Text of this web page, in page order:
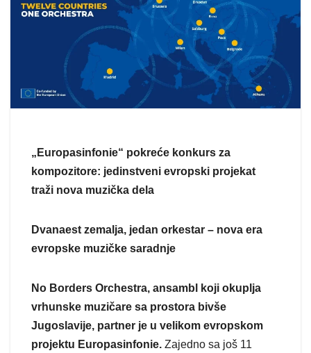
„Europasinfonie“ pokreće konkurs za
kompozitore: jedinstveni evropski projekat
traži nova muzička dela
Dvanaest zemalja, jedan orkestar – nova era
evropske muzičke saradnje
No Borders Orchestra, ansambl koji okuplja
vrhunske muzičare sa prostora bivše
Jugoslavije, partner je u velikom evropskom
projektu Europasinfonie. Zajedno sa još 11